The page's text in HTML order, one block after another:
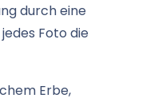
durch eine
Foto die
Erbe,